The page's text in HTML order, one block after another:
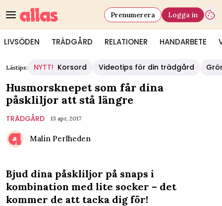
LIVSÖDEN TRÄDGÅRD RELATIONER HANDARBETE
Prenumerera Logga in
Lästips: NYTT! Korsord Videotips för din trädgård
Husmorsknepet som får dina
påskliljor att stå längre
TRÄDGÅRD 13 apr, 2017
Malin Perlheden
Bjud dina påskliljor på snaps i
kombination med lite socker – det
kommer de att tacka dig för!